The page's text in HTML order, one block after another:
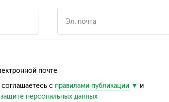
почте
с правилами публикации
и
персональных данных